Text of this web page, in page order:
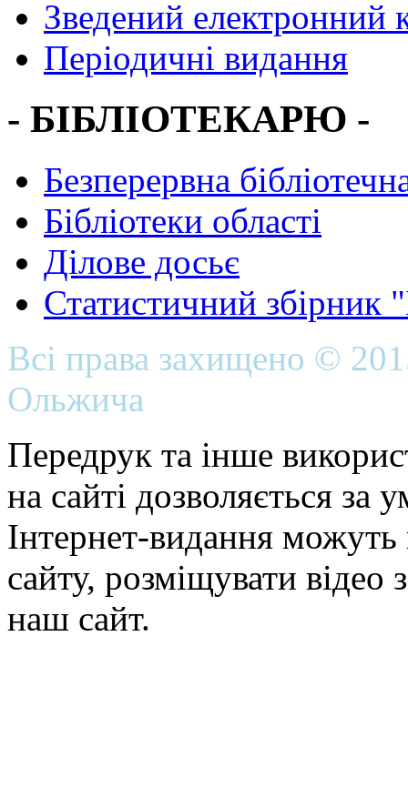
Зведений електронний
Періодичні видання
- БІБЛІОТЕКАРЮ -
Безперервна
Бібліотеки області
Ділове досьє
Статистичний
Всі права захищено ©
Ольжича
Передрук та інше
на сайті дозволяється
Інтернет-видання можуть
сайту, розміщувати відео
наш сайт.